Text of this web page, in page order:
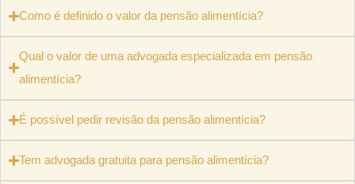
Como é definido o valor da pensão alimentícia?
Qual o valor de uma advogada especializada em pensão
alimentícia?
É possível pedir revisão da pensão alimentícia?
Tem advogada gratuita​ para pensão alimentícia?